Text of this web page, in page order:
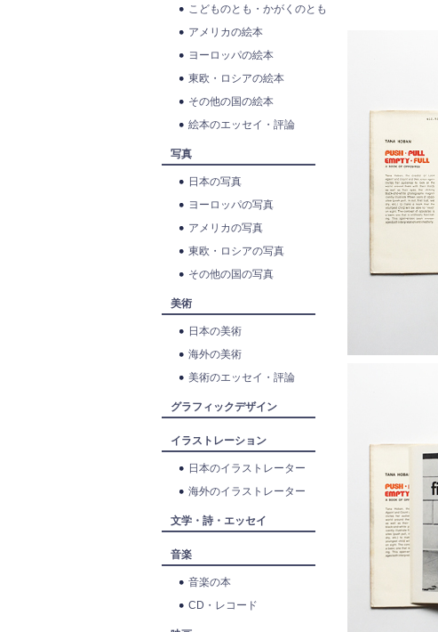
こどものとも・かがくのとも
アメリカの絵本
ヨーロッパの絵本
東欧・ロシアの絵本
その他の国の絵本
絵本のエッセイ・評論
写真
日本の写真
ヨーロッパの写真
アメリカの写真
東欧・ロシアの写真
その他の国の写真
美術
日本の美術
海外の美術
美術のエッセイ・評論
グラフィックデザイン
イラストレーション
日本のイラストレーター
海外のイラストレーター
文学・詩・エッセイ
音楽
音楽の本
CD・レコード